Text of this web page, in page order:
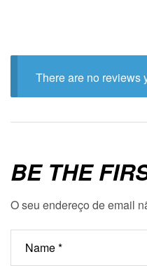
There are no reviews
BE THE
O seu endereço de email